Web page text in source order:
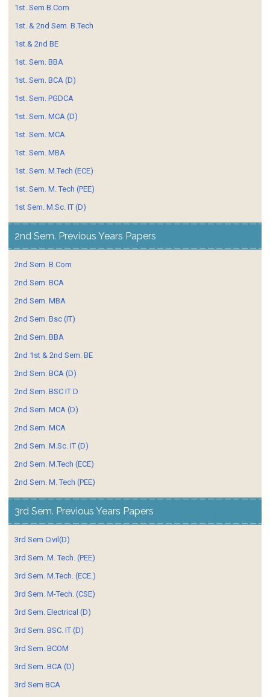
1st. Sem B.Com
1st. & 2nd Sem. B.Tech
1st.& 2nd BE
1st. Sem. BBA
1st. Sem. BCA (D)
1st. Sem. PGDCA
1st. Sem. MCA (D)
1st. Sem. MCA
1st. Sem. MBA
1st. Sem. M.Tech (ECE)
1st. Sem. M. Tech (PEE)
1st Sem. M.Sc. IT (D)
2nd Sem. Previous Years Papers
2nd Sem. B.Com
2nd Sem. BCA
2nd Sem. MBA
2nd Sem. Bsc (IT)
2nd Sem. BBA
2nd 1st & 2nd Sem. BE
2nd Sem. BCA (D)
2nd Sem. BSC IT D
2nd Sem. MCA (D)
2nd Sem. MCA
2nd Sem. M.Sc. IT (D)
2nd Sem. M.Tech (ECE)
2nd Sem. M. Tech (PEE)
3rd Sem. Previous Years Papers
3rd Sem Civil(D)
3rd Sem. M. Tech. (PEE)
3rd Sem. M.Tech. (ECE.)
3rd Sem. M-Tech. (CSE)
3rd Sem. Electrical (D)
3rd Sem. BSC. IT (D)
3rd Sem. BCOM
3rd Sem. BCA (D)
3rd Sem BCA